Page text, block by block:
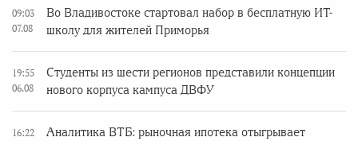
09:03
07.08
Во Владивостоке стартовал набор в бесплатную ИТ-
школу для жителей Приморья
19:55
06.08
Студенты из шести регионов представили концепции
нового корпуса кампуса ДВФУ
16:22
Аналитика ВТБ: рыночная ипотека отыгрывает